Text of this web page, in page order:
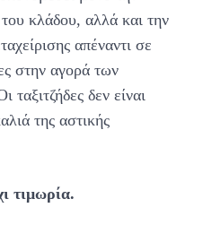
κλάδου, αλλά και την
απέναντι σε
στην αγορά των
δεν είναι
της αστικής
τιμωρία.